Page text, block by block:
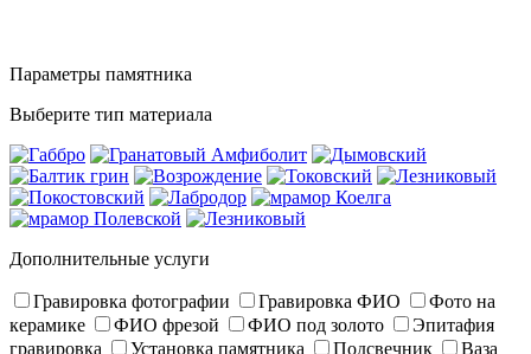
Параметры памятника
Выберите тип материала
Дополнительные услуги
Гравировка фотографии Гравировка ФИО
Фото на
керамике
ФИО фрезой ФИО под золото
Эпитафия
гравировка
Установка памятника Подсвечник
Ваза